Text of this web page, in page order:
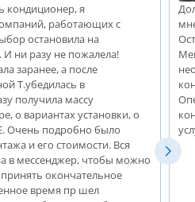
кондиционер, я
работающих с
остановила на
ни разу не пожалела!
заранее, а после
Т.убедилась в
получила массу
о вариантах установки, о
Очень подробно было
и его стоимости. Вся
в мессенджер, чтобы можно
окончательное
время пр шел